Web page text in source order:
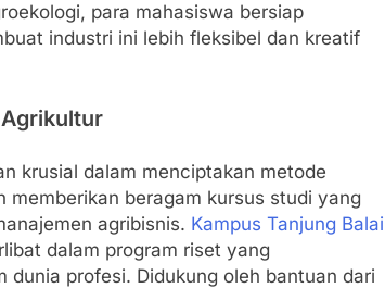
para mahasiswa bersiap
industri ini lebih fleksibel dan kreatif
krusial dalam menciptakan metode
beragam kursus studi yang
agribisnis. Kampus Tanjung Balai
dalam program riset yang
profesi. Didukung oleh bantuan dari